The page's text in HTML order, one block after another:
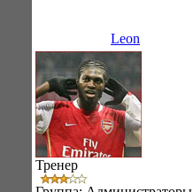
Leon
Тренер